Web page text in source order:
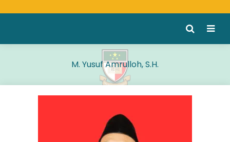
M. Yusuf Amrulloh, S.H.